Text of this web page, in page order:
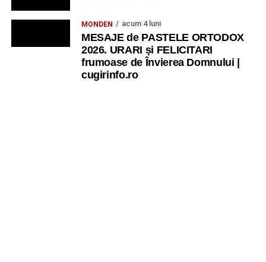
MONDEN acum 4 luni
MESAJE de PASTELE ORTODOX
2026. URARI și FELICITARI
frumoase de Învierea Domnului |
cugirinfo.ro